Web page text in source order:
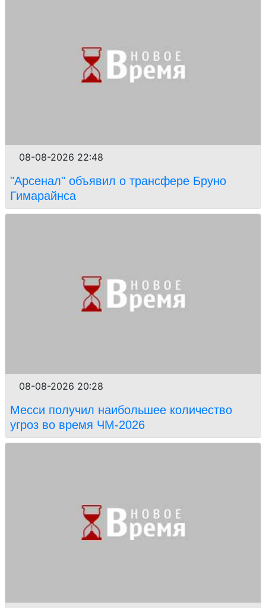
08-08-2026 22:48
"Арсенал" объявил о трансфере Бруно
Гимарайнса
08-08-2026 20:28
Месси получил наибольшее количество
угроз во время ЧМ-2026